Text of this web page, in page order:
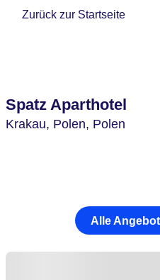
Zurück zur Startseite
Spatz Aparthotel
Krakau, Polen, Polen
Alle